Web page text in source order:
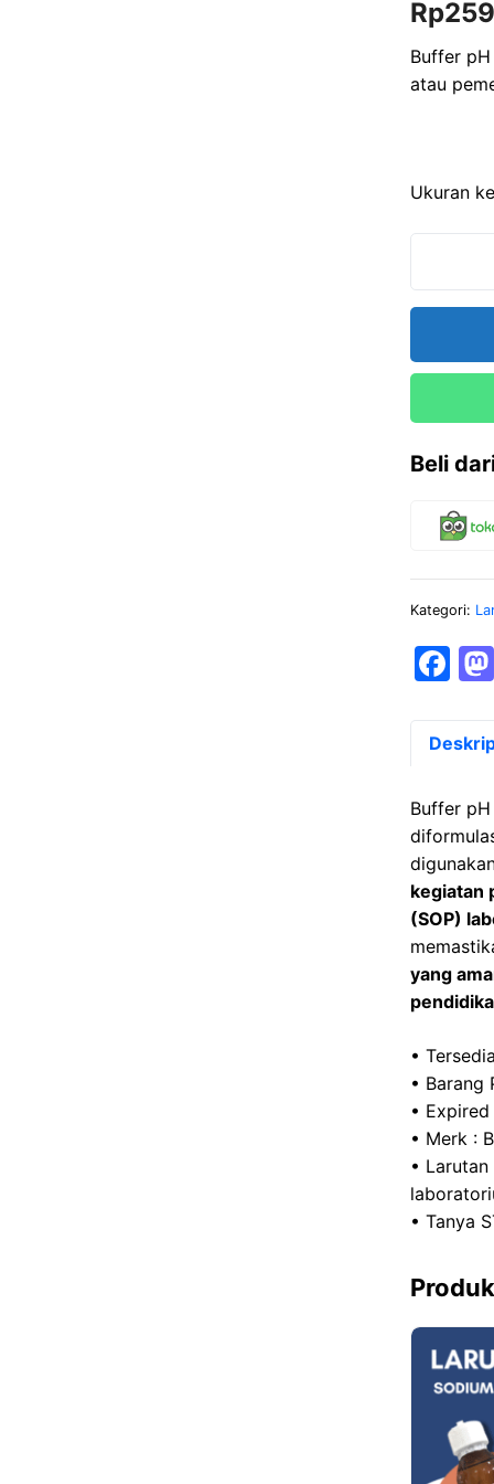
o
u
o
f
5
Rp
Buffer
atau
Ukuran
Beli
Kategori:
F
c
b
o
o
k
Buffer
kegiatan
(SOP)
yang
•
• Barang
•
• Merk :
•
• Tanya